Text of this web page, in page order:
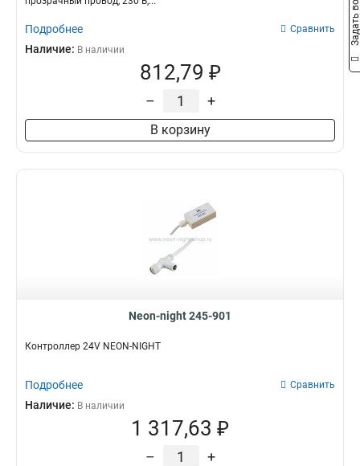
Подробнее Сравнить
Наличие: В наличии
812,79 ₽
– +
В корзину
Neon-night 245-901
Контроллер 24V NEON-NIGHT
Подробнее Сравнить
Наличие: В наличии
1 317,63 ₽
– +